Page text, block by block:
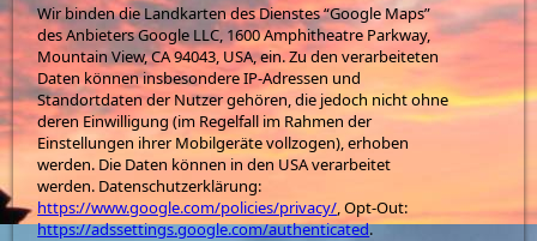
Wir binden die Landkarten des Dienstes “Google Maps”
des Anbieters Google LLC, 1600 Amphitheatre Parkway,
Mountain View, CA 94043, USA, ein. Zu den verarbeiteten
Daten können insbesondere IP-Adressen und
Standortdaten der Nutzer gehören, die jedoch nicht ohne
deren Einwilligung (im Regelfall im Rahmen der
Einstellungen ihrer Mobilgeräte vollzogen), erhoben
werden. Die Daten können in den USA verarbeitet
werden. Datenschutzerklärung:
https://www.google.com/policies/privacy/ , Opt-Out:
https://adssettings.google.com/authenticated.